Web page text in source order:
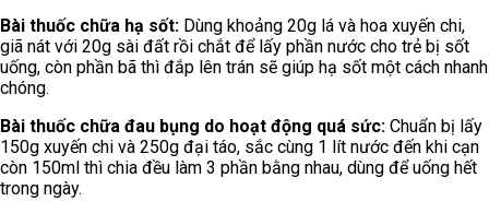
Bài thuốc chữa hạ sốt: Dùng khoảng 20g lá và hoa xuyến chi,
giã nát với 20g sài đất rồi chắt để lấy phần nước cho trẻ bị sốt
uống, còn phần bã thì đắp lên trán sẽ giúp hạ sốt một cách nhanh
chóng.
Bài thuốc chữa đau bụng do hoạt động quá sức: Chuẩn bị lấy
150g xuyến chi và 250g đại táo, sắc cùng 1 lít nước đến khi cạn
còn 150ml thì chia đều làm 3 phần bằng nhau, dùng để uống hết
trong ngày.